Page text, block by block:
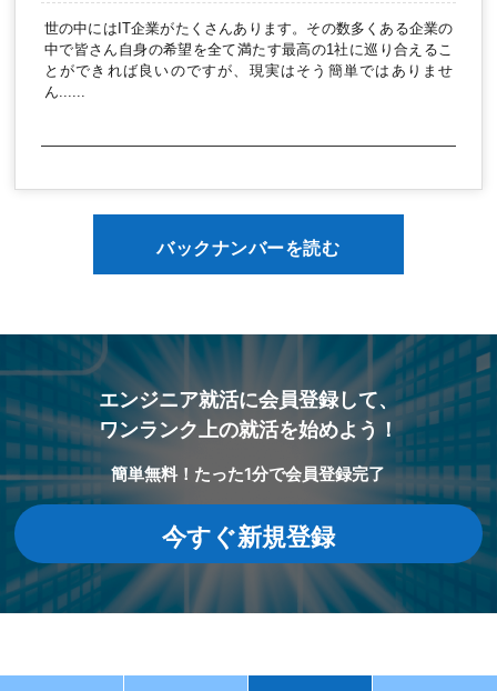
世の中にはIT企業がたくさんあります。その数多くある企業の
中で皆さん自身の希望を全て満たす最高の1社に巡り合えるこ
とができれば良いのですが、現実はそう簡単ではありませ
ん......
バックナンバーを読む
エンジニア就活に会員登録して、
ワンランク上の就活を始めよう！
簡単無料！たった1分で会員登録完了
今すぐ新規登録